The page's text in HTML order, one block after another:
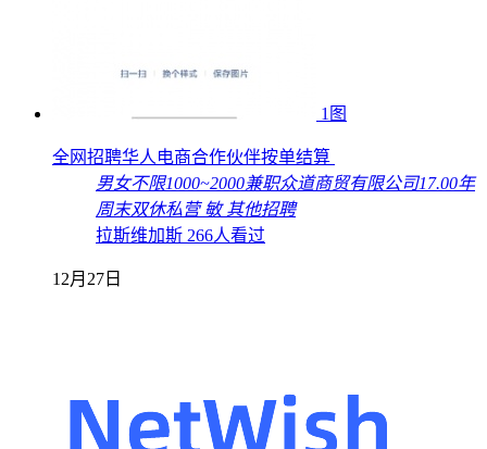
1图
全网招聘华人电商合作伙伴按单结算
男女不限1000~2000兼职众道商贸有限公司17.00年
周末双休私营 敏 其他招聘
拉斯维加斯 266人看过
12月27日